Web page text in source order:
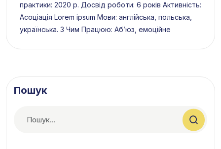
практики: 2020 р. Досвід роботи: 6 років Активність:
Асоціація Lorem ipsum Мови: англійська, польська,
українська. З Чим Працюю: Абʼюз, емоційне
Пошук